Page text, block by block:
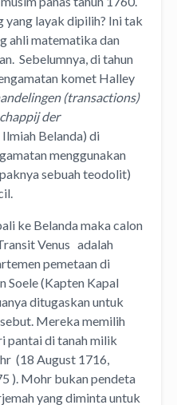
yang layak dipilih? Ini tak
ahli matematika dan
Sebelumnya, di tahun
komet Halley
(transactions)
der
Belanda) di
menggunakan
sebuah teodolit)
ke Belanda maka calon
Venus adalah
pemetaan di
Soele (Kapten Kapal
ditugaskan untuk
Mereka memilih
pantai di tanah milik
(18 August 1716,
). Mohr bukan pendeta
yang diminta untuk